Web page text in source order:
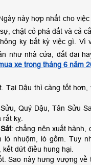
này hợp nhất cho
chặt cỏ phá đất và cả
kỵ bất kỳ việc gì. Vì
như nhà cửa, đất đai
xe trong tháng 6 năm
Tại Dậu thì càng tốt hơn,
Quý Dậu, Tân Sửu
kỵ.
: chẳng nên xuất hành,
nhuộm, lò gốm. Tuy
dứt điều hung hại.
Sao này hưng vượng về